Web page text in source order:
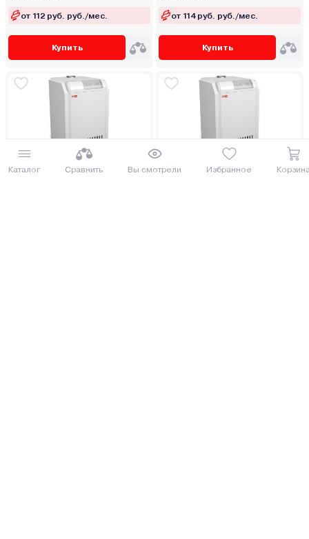
Каталог Сравнить Вы смотрели Избранное
от 112 руб. руб./мес.
Купить
от 114 руб. руб./мес.
Купить
Чугунный газовый котел MORA-
TOP SA30
Чугунный газовый котел MORA-
TOP SA20